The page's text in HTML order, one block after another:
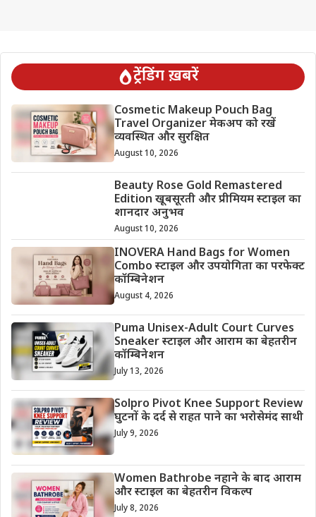
ट्रेंडिंग ख़बरें
Cosmetic Makeup Pouch Bag
Travel Organizer मेकअप को रखें
व्यवस्थित और सुरक्षित
August 10, 2026
Beauty Rose Gold Remastered
Edition खूबसूरती और प्रीमियम स्टाइल का
शानदार अनुभव
August 10, 2026
INOVERA Hand Bags for Women
Combo स्टाइल और उपयोगिता का परफेक्ट
कॉम्बिनेशन
August 4, 2026
Puma Unisex-Adult Court Curves
Sneaker स्टाइल और आराम का बेहतरीन
कॉम्बिनेशन
July 13, 2026
Solpro Pivot Knee Support Review
घुटनों के दर्द से राहत पाने का भरोसेमंद साथी
July 9, 2026
Women Bathrobe नहाने के बाद आराम
और स्टाइल का बेहतरीन विकल्प
July 8, 2026